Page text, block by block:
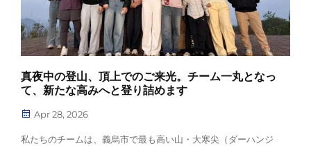
真夜中の登山、頂上でのご来光。チーム一丸となっ
て、新たな高みへと登り詰めます
Apr 28, 2026
私たちのチームは、義烏市で最も高い山・大寒尖（ダーハンジ